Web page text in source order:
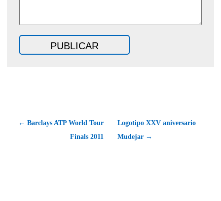
← Barclays ATP World Tour
Finals 2011
Logotipo XXV aniversario
Mudejar →